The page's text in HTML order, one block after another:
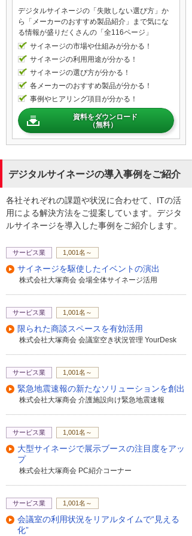
導入先の例としては、人が集まるところに
なります。オフィス内、会議室、ショール
ームや商談スペースはもちろんのこと、学
校などにも設置すると親御さんも安心で
す。そのほか工場など様々なところに設置
する意味があるでしょう。大型ディスプレ
イにデータを表示することにより、飲食店
やショッピングセンターなどでは来客者に
安心感を与えることができます。デジタル
サイネージに取り込むことによりCO2濃度
の表示、注意喚起などの電子ポスターと併
用すればよりインパクトがある告知をする
ことができます。それではデジタルサイネ
ージに取り込むイメージをご覧いただきま
す。
はい、本日はこちらにCO2センサーを活用
紹介します。感染予防には、こまめに換気
することが重要だと言われていますが、い
つ、どのくらい換気をすれば良いかわから
ないという声をよく耳にします。CO2セン
サーなら室内のCO2濃度を数字で「見える
化」することができます。
こちらにあるCO2センサー「CO2れんら
君」とデジタルサイネージ専用再生装置デ
ジサインSTBを社内ネットワークに接続しま
す。
予めCO2センサーのモニター画面を表示す
るようにデジサイン管理システムから番組
設定を行っておきます。これにより、この
ようにCO2センサーのモニター画面をデジ
タルサイネージ上に表示することができま
す。また、感染予防を呼びかける注意喚起
以上、CO2センサーを活用したデジタルサ
イネージの運用についてのご紹介でした。
デジタルサイネージの「失敗しない選び方」か
ら「メーカーのおすすめ製品紹介」まで気にな
る情報が盛りだくさんの「全116ページ」
サイネージの市場や仕組みが分かる！
サイネージの利用用途が分かる！
サイネージの選び方が分かる！
各メーカーのおすすめ製品が分かる！
事例やヒアリング項目が分かる！
資料をダウンロード
（無料）
デジタルサイネージの導入事例をご紹介
各社それぞれの課題や状況に合わせて、ITの活
用による解決方法をご提案しています。デジタ
ルサイネージを導入した事例をご紹介します。
サービス業 1,001名～
サイネージを駆使したイベントの演出
株式会社大塚商会 会場全体サイネージ活用
サービス業 1,001名～
限られた商談スペースを有効活用
株式会社大塚商会 会議室空き状況管理 YourDesk
サービス業 1,001名～
緊急地震速報の新たなソリューションを創出
株式会社大塚商会 介護施設向け緊急地震速報
サービス業 1,001名～
大型サイネージで展示ブースの注目度をアッ
プ
株式会社大塚商会 PC紹介コーナー
サービス業 1,001名～
会議室の利用状況をリアルタイムで“見える
化”